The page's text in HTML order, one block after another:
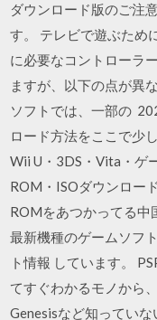
ダウンロード版のご注
す。 テレビで遊ぶため
に必要なコントローラ
ますが、以下の点が異
ソフトでは、一部の
ロード方法をここで少
Wii U・3DS・Vita・ゲ
ROM・ISOダウンロー
ROMをあつかってる中
最新機種のゲームソフ
ト情報 しています。
てすぐわかるモノから
Genesisなど知ってい